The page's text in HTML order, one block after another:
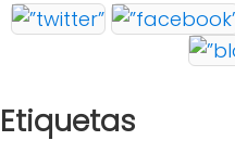
Etiquetas